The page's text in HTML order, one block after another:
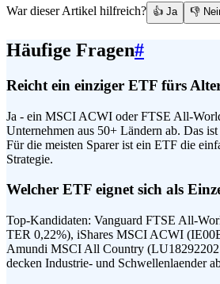
War dieser Artikel hilfreich? 👍 Ja 👎
Häufige Fragen#
Reicht ein einziger ETF fürs
Ja - ein MSCI ACWI oder FTSE All-
Unternehmen aus 50+ Ländern ab. Das
Für die meisten Sparer ist ein ETF die
Strategie.
Welcher ETF eignet sich als
Top-Kandidaten: Vanguard FTSE All-
TER 0,22%), iShares MSCI ACWI
Amundi MSCI All Country
decken Industrie- und Schwellenlaender